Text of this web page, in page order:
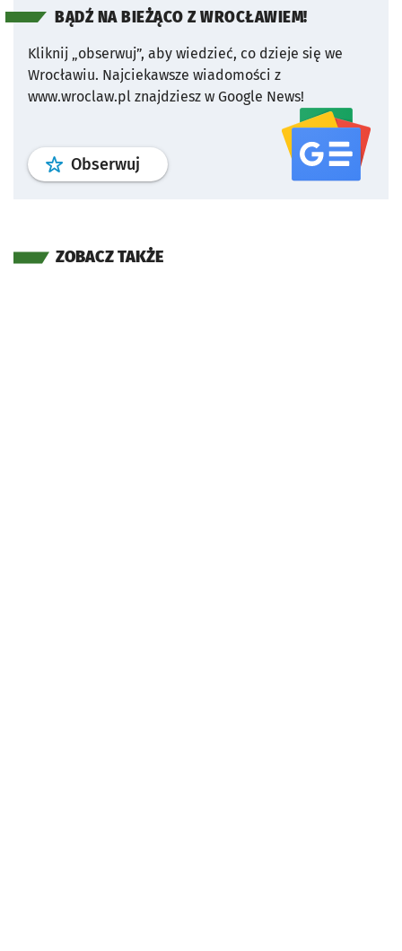
BĄDŹ NA BIEŻĄCO Z WROCŁAWIEM!
Kliknij „obserwuj”, aby wiedzieć, co dzieje się we
Wrocławiu. Najciekawsze wiadomości z
www.wroclaw.pl znajdziesz w Google News!
Obserwuj profil serwisu
ZOBACZ TAKŻE